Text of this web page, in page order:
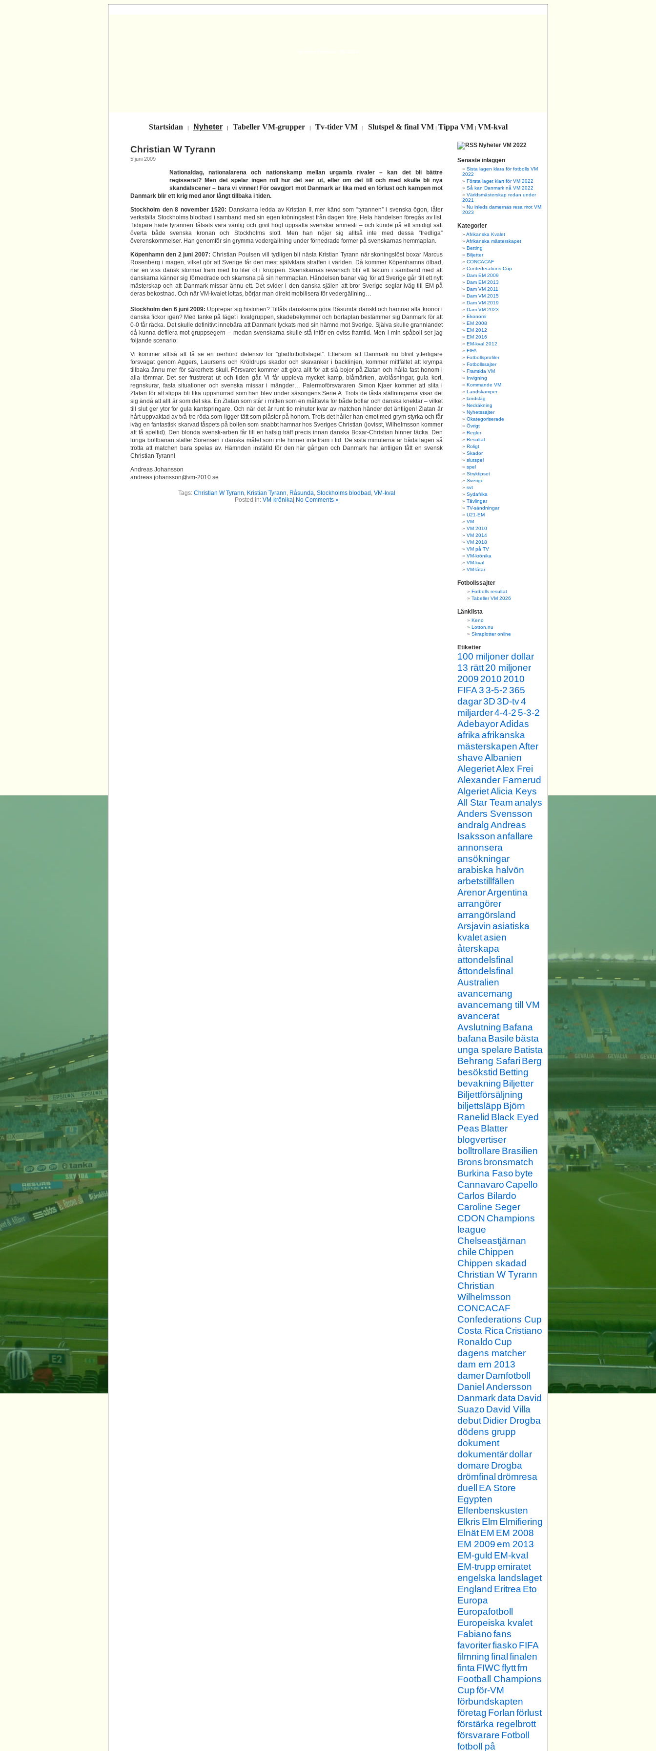
Startsidan | Nyheter| Tabeller VM-grupper| Tv-tider VM | Slutspel & final VM | Tippa VM | VM-kval
Christian W Tyrann
5 juni 2009
Nationaldag, nationalarena och nationskamp mellan urgamla rivaler – kan det bli bättre
regisserat? Men det spelar ingen roll hur det ser ut, eller om det till och med skulle bli nya
skandalscener – bara vi vinner! För oavgjort mot Danmark är lika med en förlust och kampen mot
Danmark blir ett krig med anor långt tillbaka i tiden.
Stockholm den 8 november 1520: Danskarna ledda av Kristian II, mer känd som ”tyrannen” i svenska ögon, låter
verkställa Stockholms blodbad i samband med sin egen kröningsfest från dagen före. Hela händelsen föregås av list.
Tidigare hade tyrannen låtsats vara vänlig och givit högt uppsatta svenskar amnesti – och kunde på ett smidigt sätt
överta både svenska kronan och Stockholms slott. Men han nöjer sig alltså inte med dessa ”fredliga”
överenskommelser. Han genomför sin grymma vedergällning under förnedrade former på svenskarnas hemmaplan.
Köpenhamn den 2 juni 2007: Christian Poulsen vill tydligen bli nästa Kristian Tyrann när skoningslöst boxar Marcus
Rosenberg i magen, vilket gör att Sverige får den mest självklara straffen i världen. Då kommer Köpenhamns ölbad,
när en viss dansk stormar fram med tio liter öl i kroppen. Svenskarnas revansch blir ett faktum i samband med att
danskarna känner sig förnedrade och skamsna på sin hemmaplan. Händelsen banar väg för att Sverige går till ett nytt
mästerskap och att Danmark missar ännu ett. Det svider i den danska själen att bror Sverige seglar iväg till EM på
deras bekostnad. Och när VM-kvalet lottas, börjar man direkt mobilisera för vedergällning…
Stockholm den 6 juni 2009: Upprepar sig historien? Tillåts danskarna göra Råsunda danskt och hamnar alla kronor i
danska fickor igen? Med tanke på läget i kvalgruppen, skadebekymmer och bortaplan bestämmer sig Danmark för att
0-0 får räcka. Det skulle definitivt innebära att Danmark lyckats med sin hämnd mot Sverige. Själva skulle grannlandet
då kunna defilera mot gruppsegern – medan svenskarna skulle stå inför en oviss framtid. Men i min spåboll ser jag
följande scenario:
Vi kommer alltså att få se en oerhörd defensiv för ”gladfotbollslaget”. Eftersom att Danmark nu blivit ytterligare
försvagat genom Aggers, Laursens och Kröldrups skador och skavanker i backlinjen, kommer mittfältet att krympa
tillbaka ännu mer för säkerhets skull. Försvaret kommer att göra allt för att slå bojor på Zlatan och hålla fast honom i
alla tömmar. Det ser frustrerat ut och tiden går. Vi får uppleva mycket kamp, blåmärken, avblåsningar, gula kort,
regnskurar, fasta situationer och svenska missar i mängder… Palermoförsvararen Simon Kjaer kommer att slita i
Zlatan för att slippa bli lika uppsnurrad som han blev under säsongens Serie A. Trots de låsta ställningarna visar det
sig ändå att allt är som det ska. En Zlatan som står i mitten som en måltavla för både bollar och danska knektar – vilket
till slut ger ytor för gula kantspringare. Och när det är runt tio minuter kvar av matchen händer det äntligen! Zlatan är
hårt uppvaktad av två-tre röda som ligger tätt som plåster på honom. Trots det håller han emot med grym styrka och får
iväg en fantastisk skarvad tåspets på bollen som snabbt hamnar hos Sveriges Christian (jovisst, Wilhelmsson kommer
att få speltid). Den blonda svensk-arben får till en hafsig träff precis innan danska Boxar-Christian hinner täcka. Den
luriga bollbanan ställer Sörensen i danska målet som inte hinner inte fram i tid. De sista minuterna är båda lagen så
trötta att matchen bara spelas av. Hämnden inställd för den här gången och Danmark har äntligen fått en svensk
Christian Tyrann!
Andreas Johansson
andreas.johansson@vm-2010.se
Tags: Christian W Tyrann, Kristian Tyrann, Råsunda, Stockholms blodbad , VM-kval
Posted in: VM-krönika| No Comments »
Nyheter VM 2022
Senaste inläggen
Sista lagen klara för fotbolls VM
2022
Första laget klart för VM 2022
Så kan Danmark nå VM 2022
Världsmästerskap redan under
2021
Nu inleds damernas resa mot VM
2023
Kategorier
Afrikanska Kvalet
Afrikanska mästerskapet
Betting
Biljetter
CONCACAF
Confederations Cup
Dam EM 2009
Dam EM 2013
Dam VM 2011
Dam VM 2015
Dam VM 2019
Dam VM 2023
Ekonomi
EM 2008
EM 2012
EM 2016
EM-kval 2012
FIFA
Fotbollsprofiler
Fotbollssajter
Framtida VM
Invigning
Kommande VM
Landskamper
landslag
Nedräkning
Nyhetssajter
Okategoriserade
Övrigt
Regler
Resultat
Roligt
Skador
slutspel
spel
Stryktipset
Sverige
svt
Sydafrika
Tävlingar
TV-sändningar
U21-EM
VM
VM 2010
VM 2014
VM 2018
VM på TV
VM-krönika
VM-kval
VM-låtar
Fotbollssajter
Fotbolls resultat
Tabeller VM 2026
Länklista
Keno
Lotton.nu
Skraplotter online
Etiketter
100 miljoner dollar
13 rätt20 miljoner
2009 2010 2010
FIFA33-5-2365
dagar3D3D-tv4
miljarder4-4-2 5-3-2
AdebayorAdidas
afrikaafrikanska
mästerskapenAfter
shaveAlbanien
AlegerietAlex Frei
Alexander Farnerud
AlgerietAlicia Keys
All Star Teamanalys
Anders Svensson
andralgAndreas
Isakssonanfallare
annonsera
ansökningar
arabiska halvön
arbetstillfällen
ArenorArgentina
arrangörer
arrangörsland
Arsjavinasiatiska
kvaletasien
återskapa
attondelsfinal
åttondelsfinal
Australien
avancemang
avancemang till VM
avancerat
Avslutning Bafana
bafana Basile bästa
unga spelare Batista
Behrang Safari Berg
besökstid Betting
bevakning Biljetter
Biljettförsäljning
biljettsläpp Björn
Ranelid Black Eyed
Peas Blatter
blogvertiser
bolltrollare Brasilien
Brons bronsmatch
Burkina Faso byte
Cannavaro Capello
Carlos Bilardo
Caroline Seger
CDON Champions
league
Chelseastjärnan
chile Chippen
Chippen skadad
Christian W Tyrann
Christian
Wilhelmsson
CONCACAF
Confederations Cup
Costa Rica Cristiano
Ronaldo Cup
dagens matcher
dam em 2013
damerDamfotboll
Daniel Andersson
Danmarkdata David
Suazo David Villa
debutDidier Drogba
dödens grupp
dokument
dokumentärdollar
domare Drogba
drömfinaldrömresa
duell EA Store
Egypten
Elfenbenskusten
Elkris Elm Elmifiering
ElnätEM EM 2008
EM 2009em 2013
EM-guld EM-kval
EM-truppemiratet
engelska landslaget
England Eritrea Eto
Europa
Europafotboll
Europeiska kvalet
Fabianofans
favoriterfiasko FIFA
filmningfinalfinalen
finta FIWCflyttfm
Football Champions
Cupför-VM
förbundskapten
företag Forlanförlust
förstärka regelbrott
försvarare Fotboll
fotboll på